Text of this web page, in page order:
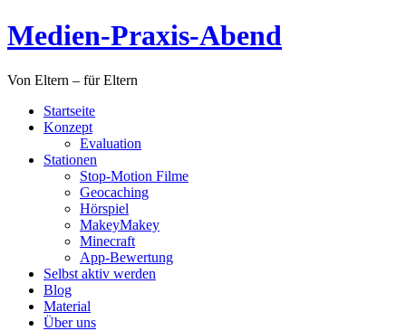
Zum
Inhalt
Medien-Praxis-Abend
Von Eltern – für Eltern
Startseite
Konzept
Evaluation
Stationen
Stop-Motion Filme
Geocaching
Hörspiel
MakeyMakey
Minecraft
App-Bewertung
Selbst aktiv werden
Blog
Material
Über uns